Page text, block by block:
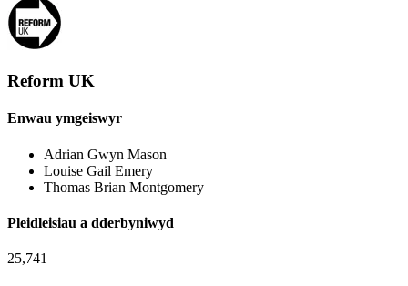
Reform UK
Enwau ymgeiswyr
Adrian Gwyn Mason
Louise Gail Emery
Thomas Brian Montgomery
Pleidleisiau a dderbyniwyd
25,741